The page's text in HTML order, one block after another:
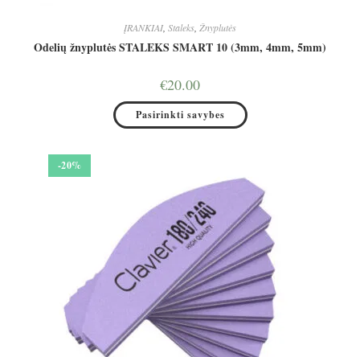
ĮRANKIAI Staleks Žnyplutės
Odelių žnyplutės STALEKS SMART 10 (3mm, 4mm, 5mm)
€20.00
Pasirinkti savybes
This
product
may
be
chosen
on
the
product
page
-20%